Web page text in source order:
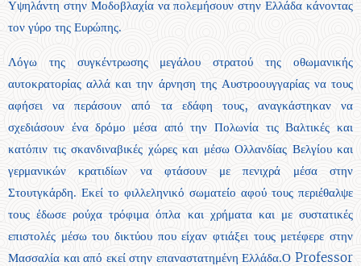
Υψηλάντη στην Μοδοβλαχία να πολεμήσουν στην Ελλάδα κάνοντας
τον γύρο της Ευρώπης.
Λόγω της συγκέντρωσης μεγάλου στρατού της οθωμανικής
αυτοκρατορίας αλλά και την άρνηση της Αυστροουγγαρίας να τους
αφήσει να περάσουν από τα εδάφη τους, αναγκάστηκαν να
σχεδιάσουν ένα δρόμο μέσα από την Πολωνία τις Βαλτικές και
κατόπιν τις σκανδιναβικές χώρες και μέσω Ολλανδίας Βελγίου και
γερμανικών κρατιδίων να φτάσουν με πενιχρά μέσα στην
Στουτγκάρδη. Εκεί το φιλλεληνικό σωματείο αφού τους περιέθαλψε
τους έδωσε ρούχα τρόφιμα όπλα και χρήματα και με συστατικές
επιστολές μέσω του δικτύου που είχαν φτιάξει τους μετέφερε στην
Μασσαλία και από εκεί στην επαναστατημένη Ελλάδα.Ο Professor